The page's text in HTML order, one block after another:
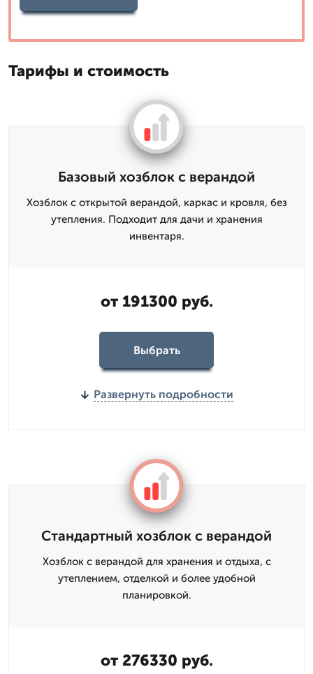
Тарифы и стоимость
Базовый хозблок с верандой
Хозблок с открытой верандой, каркас и кровля, без
утепления. Подходит для дачи и хранения
инвентаря.
от 191300 руб.
Выбрать
Развернуть подробности
Стандартный хозблок с верандой
Хозблок с верандой для хранения и отдыха, с
утеплением, отделкой и более удобной
планировкой.
от 276330 руб.